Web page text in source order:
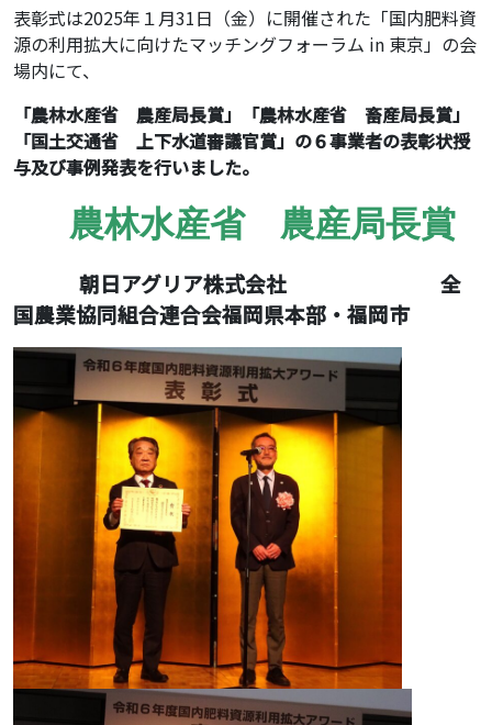
表彰式は2025年１月31日（金）に開催された「国内肥料資
源の利用拡大に向けたマッチングフォーラム in 東京」の会
場内にて、
「農林水産省 農産局長賞」「農林水産省 畜産局長賞」
「国土交通省 上下水道審議官賞」の６事業者の表彰状授
与及び事例発表を行いました。
農林水産省 農産局長賞
朝日アグリア株式会社 全
国農業協同組合連合会福岡県本部・福岡市